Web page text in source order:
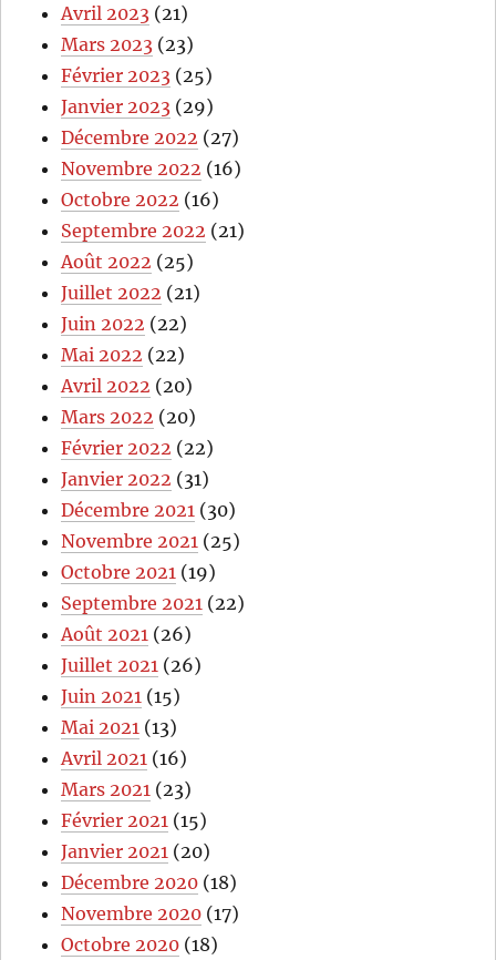
Avril 2023 (21)
Mars 2023 (23)
Février 2023 (25)
Janvier 2023 (29)
Décembre 2022 (27)
Novembre 2022 (16)
Octobre 2022 (16)
Septembre 2022 (21)
Août 2022 (25)
Juillet 2022 (21)
Juin 2022 (22)
Mai 2022 (22)
Avril 2022 (20)
Mars 2022 (20)
Février 2022 (22)
Janvier 2022 (31)
Décembre 2021 (30)
Novembre 2021 (25)
Octobre 2021 (19)
Septembre 2021 (22)
Août 2021 (26)
Juillet 2021 (26)
Juin 2021 (15)
Mai 2021 (13)
Avril 2021 (16)
Mars 2021 (23)
Février 2021 (15)
Janvier 2021 (20)
Décembre 2020 (18)
Novembre 2020 (17)
Octobre 2020 (18)